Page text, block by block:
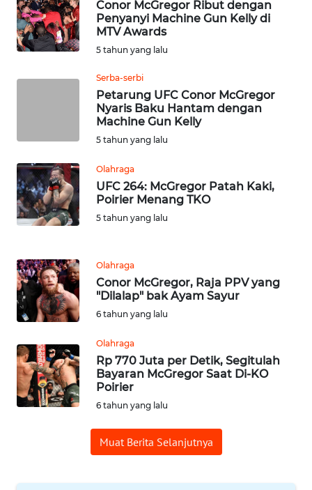
Conor McGregor Ribut dengan
Penyanyi Machine Gun Kelly di
MTV Awards
5 tahun yang lalu
Serba-serbi
Petarung UFC Conor McGregor
Nyaris Baku Hantam dengan
Machine Gun Kelly
5 tahun yang lalu
Olahraga
UFC 264: McGregor Patah Kaki,
Poirier Menang TKO
5 tahun yang lalu
Olahraga
Conor McGregor, Raja PPV yang
"Dilalap" bak Ayam Sayur
6 tahun yang lalu
Olahraga
Rp 770 Juta per Detik, Segitulah
Bayaran McGregor Saat Di-KO
Poirier
6 tahun yang lalu
Muat Berita Selanjutnya
Wahana
News
Regional
WN
JAKARTA
WN
JABAR
WN
NTT
KEPRI
WN
PAPUA